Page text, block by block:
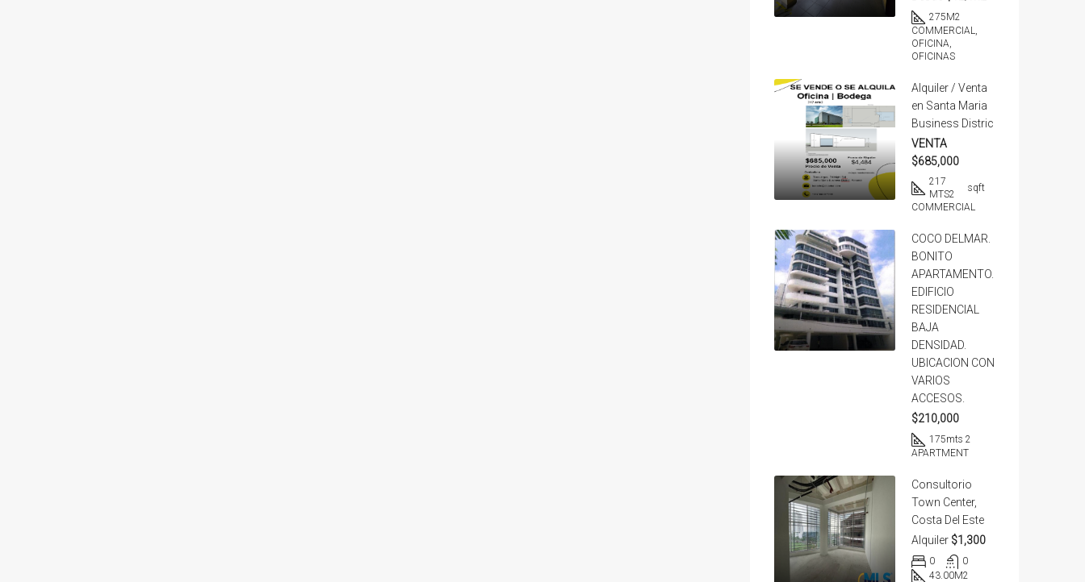
275M2
COMMERCIAL,
OFICINA,
OFICINAS
Alquiler / Venta
en Santa Maria
Business Distric
VENTA
$685,000
217
MTS2
sqft
COMMERCIAL
COCO DELMAR.
BONITO
APARTAMENTO.
EDIFICIO
RESIDENCIAL
BAJA
DENSIDAD.
UBICACION CON
VARIOS
ACCESOS.
$210,000
175mts 2
APARTMENT
Consultorio
Town Center,
Costa Del Este
Alquiler $1,300
0
0
43.00M2